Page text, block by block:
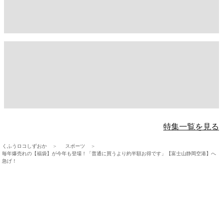
特集一覧を見る
くふうロコしずおか
スポーツ
毎年爆売れの【福袋】が今年も登場！「普通に買うより約半額お得です」【富士山静岡空港】へ
急げ！